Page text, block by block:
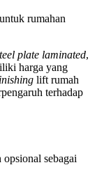
rumahan
plate laminated,
harga yang
lift rumah
terhadap
sebagai